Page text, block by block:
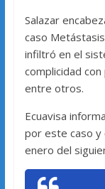
Salazar
caso
infiltró en el
complicidad
entre otros.
Ecuavisa
por este caso y
enero del